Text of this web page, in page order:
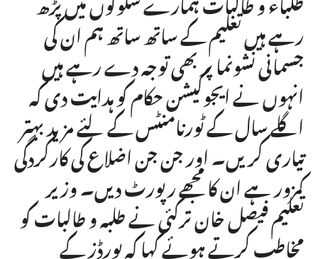
رہے ہیں تعلیم کے ساتھ ساتھ ہم ان کی
جسمانی نشونما پر بھی توجہ دے رہے ہیں
انہوں نے ایجوکیشن حکام کو ہدایت دی کہ
اگلے سال کے ٹورنامنٹس کے لئے مزید بہتر
تیاری کریں۔ اور جن جن اضلاع کی کارکردگی
کمزور ہے ان کا مجھے رپورٹ دیں۔ وزیر
تعلیم فیصل خان ترکئی نے طلبہ و طالبات کو
مخاطب کرتے ہوئے کہا کہ بورڈز کے